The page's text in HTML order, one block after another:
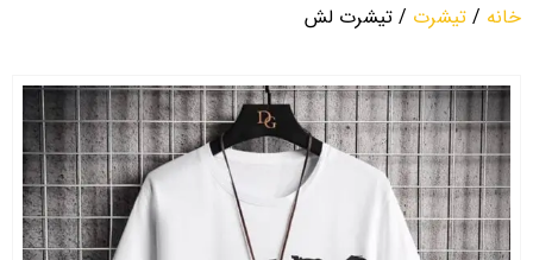
خانه / تیشرت / تیشرت لش